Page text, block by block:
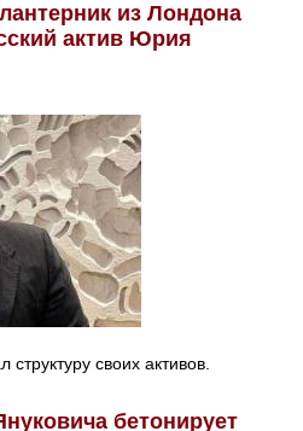
из Лондона
актив Юрия
своих активов.
бетонирует